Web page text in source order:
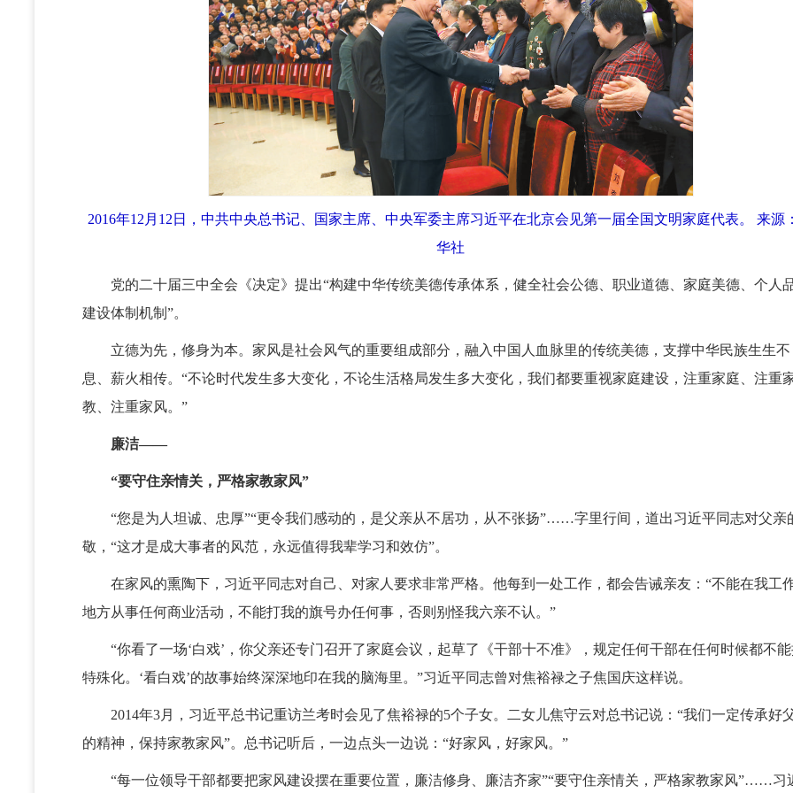
2016年12月12日，中共中央总书记、国家主席、中央军委主席习近平在北京会见第一届全国文明家庭代表。 来源
华社
党的二十届三中全会《决定》提出“构建中华传统美德传承体系，健全社会公德、职业道德、家庭美德、个人
建设体制机制”。
立德为先，修身为本。家风是社会风气的重要组成部分，融入中国人血脉里的传统美德，支撑中华民族生生不
息、薪火相传。“不论时代发生多大变化，不论生活格局发生多大变化，我们都要重视家庭建设，注重家庭、注重
教、注重家风。”
廉洁——
“要守住亲情关，严格家教家风”
“您是为人坦诚、忠厚”“更令我们感动的，是父亲从不居功，从不张扬”……字里行间，道出习近平同志对父亲
敬，“这才是成大事者的风范，永远值得我辈学习和效仿”。
在家风的熏陶下，习近平同志对自己、对家人要求非常严格。他每到一处工作，都会告诫亲友：“不能在我工
地方从事任何商业活动，不能打我的旗号办任何事，否则别怪我六亲不认。”
“你看了一场‘白戏’，你父亲还专门召开了家庭会议，起草了《干部十不准》，规定任何干部在任何时候都不
特殊化。‘看白戏’的故事始终深深地印在我的脑海里。”习近平同志曾对焦裕禄之子焦国庆这样说。
2014年3月，习近平总书记重访兰考时会见了焦裕禄的5个子女。二女儿焦守云对总书记说：“我们一定传承好
的精神，保持家教家风”。总书记听后，一边点头一边说：“好家风，好家风。”
“每一位领导干部都要把家风建设摆在重要位置，廉洁修身、廉洁齐家”“要守住亲情关，严格家教家风”……习